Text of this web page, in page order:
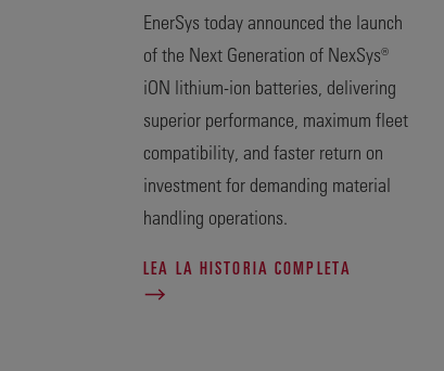
EnerSys today announced the launch
of the Next Generation of NexSys®
iON lithium-ion batteries, delivering
superior performance, maximum fleet
compatibility, and faster return on
investment for demanding material
handling operations.
LEA LA HISTORIA COMPLETA